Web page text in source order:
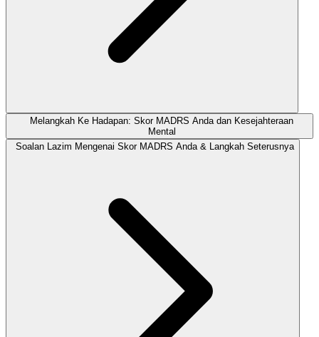
Melangkah Ke Hadapan: Skor MADRS Anda dan Kesejahteraan
Mental
Soalan Lazim Mengenai Skor MADRS Anda & Langkah Seterusnya